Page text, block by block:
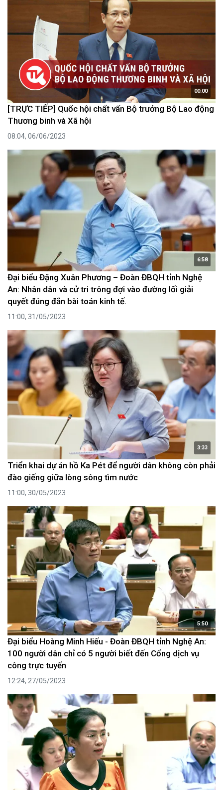
00:00
[TRỰC TIẾP] Quốc hội chất vấn Bộ trưởng Bộ Lao động
Thương binh và Xã hội
08:04, 06/06/2023
6:58
Đại biểu Đặng Xuân Phương – Đoàn ĐBQH tỉnh Nghệ
An: Nhân dân và cử tri trông đợi vào đường lối giải
quyết đúng đắn bài toán kinh tế.
11:00, 31/05/2023
3:33
Triển khai dự án hồ Ka Pét để người dân không còn phải
đào giếng giữa lòng sông tìm nước
11:00, 30/05/2023
5:50
Đại biểu Hoàng Minh Hiếu - Đoàn ĐBQH tỉnh Nghệ An:
100 người dân chỉ có 5 người biết đến Cổng dịch vụ
công trực tuyến
12:24, 27/05/2023